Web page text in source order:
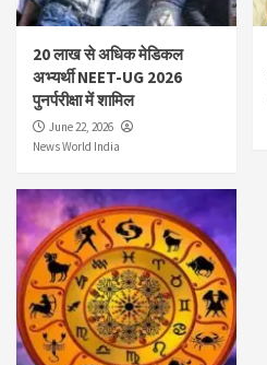
20 लाख से अधिक मेडिकल
अभ्यर्थी NEET-UG 2026
पुनर्परीक्षा में शामिल
June 22, 2026
News World India